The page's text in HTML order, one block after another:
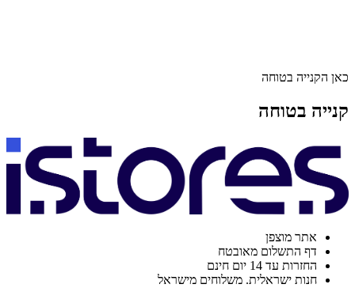
כאן הקנייה בטוחה
קנייה בטוחה
אתר מוצפן
דף התשלום מאובטח
החזרות עד 14 יום חינם
חנות ישראלית. משלוחים מישראל